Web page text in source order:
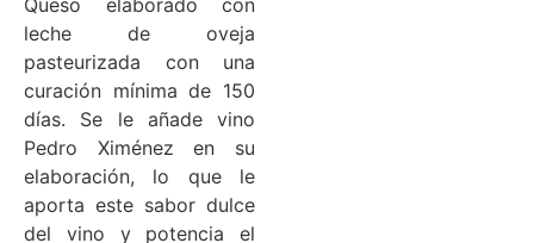
leche de oveja
pasteurizada con una
curación mínima de 150
días. Se le añade vino
Pedro Ximénez en su
elaboración, lo que le
aporta este sabor dulce
del vino y potencia el